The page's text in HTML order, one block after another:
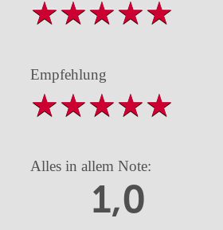
Empfehlung
Alles in allem Note:
1,0